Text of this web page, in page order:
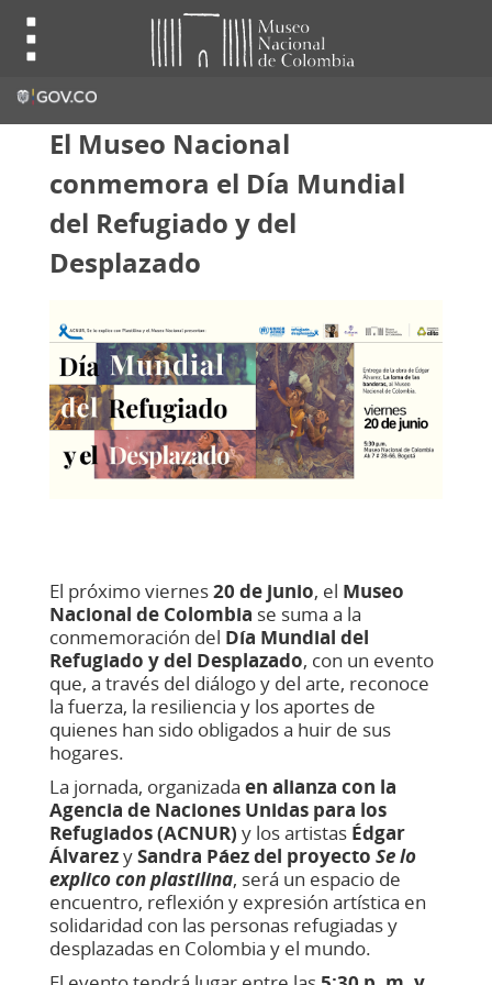
El Museo Nacional
conmemora el Día Mundial
del Refugiado y del
Desplazado
El próximo viernes20 de junio, el Museo
Nacional de Colombia se suma a la
conmemoración del Día Mundial del
Refugiado y del Desplazado, con un evento
que, a través del diálogo y del arte, reconoce
la fuerza, la resiliencia y los aportes de
quienes han sido obligados a huir de sus
hogares.
La jornada, organizada en alianza con la
Agencia de Naciones Unidas para los
Refugiados (ACNUR) y los artistas Édgar
ÁlvarezySandra Páez del proyecto Se lo
explico con plastilina, será un espacio de
encuentro, reflexión y expresión artística en
solidaridad con las personas refugiadas y
desplazadas en Colombia y el mundo.